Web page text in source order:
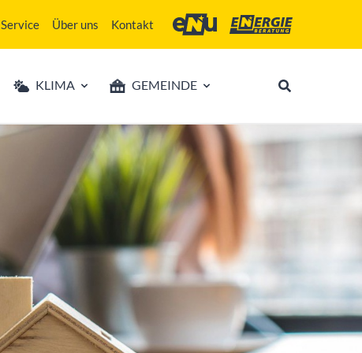
Service Über uns Kontakt
Energie- und Umweltagentur des
Energieberatung
KLIMA GEMEINDE